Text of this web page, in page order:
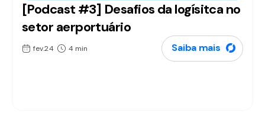
[Podcast #3] Desafios da logísitca no
setor aerportuário
fev.24 4 min Saiba mais